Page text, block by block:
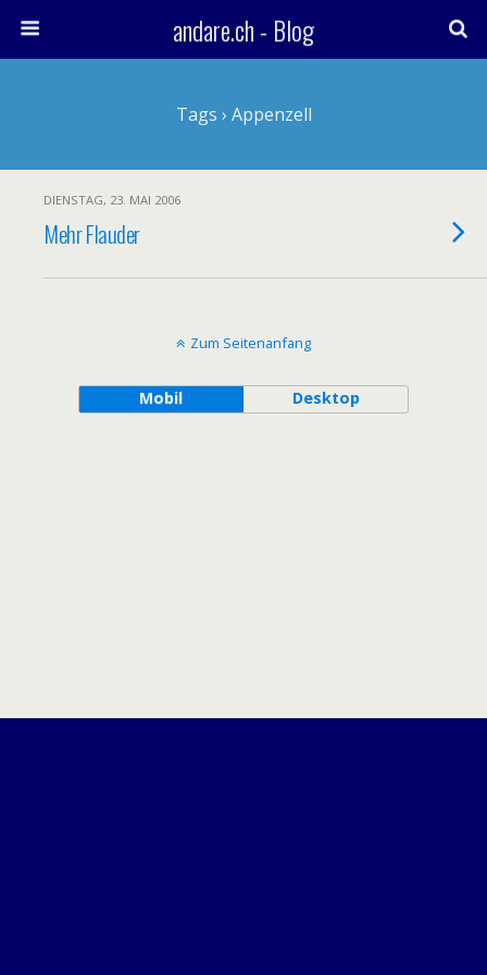
andare.ch - Blog
Tags › Appenzell
DIENSTAG, 23. MAI 2006
Mehr Flauder
Zum Seitenanfang
Mobil Desktop